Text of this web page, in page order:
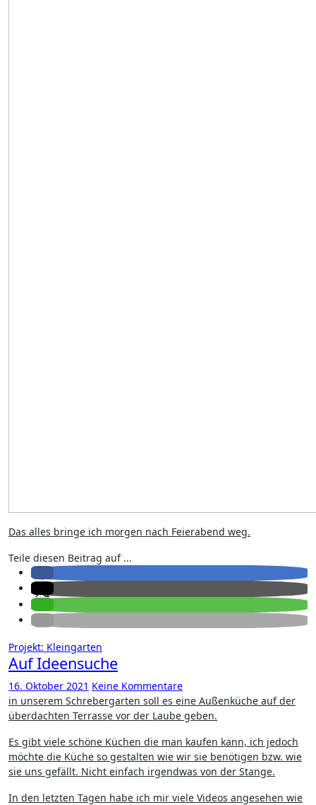
Das alles bringe ich morgen nach Feierabend weg.
Teile diesen Beitrag auf ...
Projekt: Kleingarten
Auf Ideensuche
16. Oktober 2021 Keine Kommentare
in unserem Schrebergarten soll es eine Außenküche auf der
überdachten Terrasse vor der Laube geben.
Es gibt viele schöne Küchen die man kaufen kann, ich jedoch
möchte die Küche so gestalten wie wir sie benötigen bzw. wie
sie uns gefällt. Nicht einfach irgendwas von der Stange.
In den letzten Tagen habe ich mir viele Videos angesehen wie